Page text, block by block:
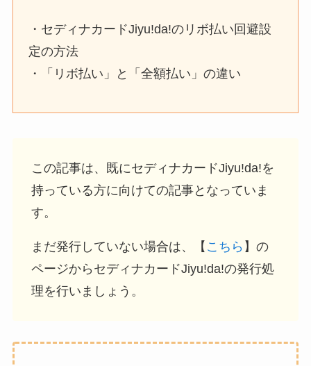
・セディナカードJiyu!da!のリボ払い回避設
定の方法
・「リボ払い」と「全額払い」の違い
この記事は、既にセディナカードJiyu!da!を
持っている方に向けての記事となっていま
す。
まだ発行していない場合は、【 こちら 】の
ページからセディナカードJiyu!da!の発行処
理を行いましょう。